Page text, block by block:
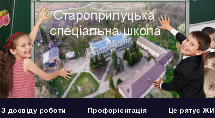
З досвіду роботи Профорієнтація Це рятує